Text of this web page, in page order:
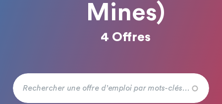
Mines)
4 Offres